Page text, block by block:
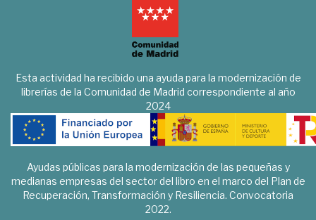
Esta actividad ha recibido una ayuda para la modernización de
librerías de la Comunidad de Madrid correspondiente al año
2024
Ayudas públicas para la modernización de las pequeñas y
medianas empresas del sector del libro en el marco del Plan de
Recuperación, Transformación y Resiliencia. Convocatoria
2022.